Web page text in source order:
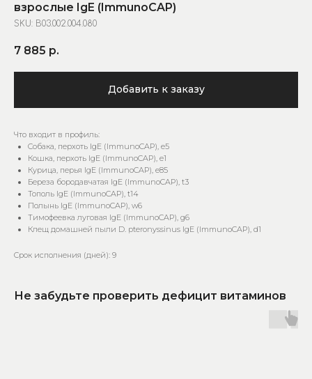
взрослые IgE (ImmunoCAP)
SKU: B03.002.004.080
7 885 р.
Добавить к заказу
Что входит в профиль:
Собака, перхоть IgE (ImmunoCAP), e5
Кошка, перхоть IgE (ImmunoCAP), e1
Курица, перья IgE (ImmunoCAP), e85
Береза бородавчатая IgE (ImmunoCAP), t3
Тополь IgE (ImmunoCAP), t14
Полынь IgE (ImmunoCAP), w6
Тимофеевка луговая IgE (ImmunoCAP), g6
Клещ домашней пыли D. pteronyssinus IgE (ImmunoCAP), d1
Срок исполнения (дней): 9
Не забудьте проверить дефицит витаминов